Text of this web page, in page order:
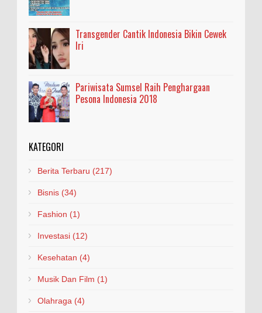
Transgender Cantik Indonesia Bikin Cewek
Iri
Pariwisata Sumsel Raih Penghargaan
Pesona Indonesia 2018
KATEGORI
Berita Terbaru (217)
Bisnis (34)
Fashion (1)
Investasi (12)
Kesehatan (4)
Musik Dan Film (1)
Olahraga (4)